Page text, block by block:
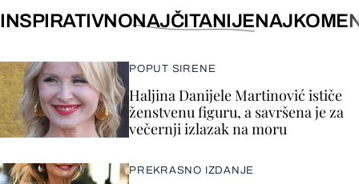
INSPIRATIVNONAJČITANIJE
POPUT SIRENE
Haljina Danijele Martinović ističe
ženstvenu figuru, a savršena je za
večernji izlazak na moru
PREKRASNO IZDANJE